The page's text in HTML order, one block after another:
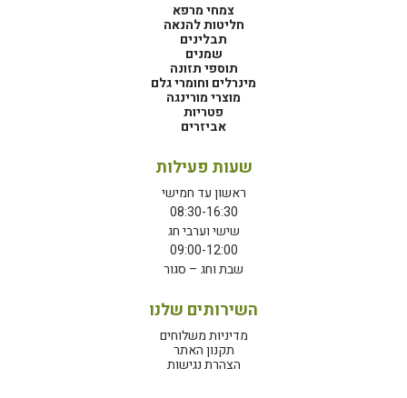
צמחי מרפא
חליטות להנאה
תבלינים
שמנים
תוספי תזונה
מינרלים וחומרי גלם
מוצרי מורינגה
פטריות
אביזרים
שעות פעילות
ראשון עד חמישי
08:30-16:30
שישי וערבי חג
09:00-12:00
שבת וחג – סגור
השירותים שלנו
מדיניות משלוחים
תקנון האתר
הצהרת נגישות